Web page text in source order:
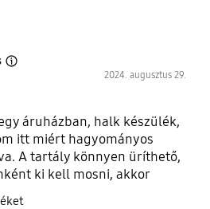
2024. augusztus 29.
áruházban, halk készülék,
itt miért hagyományos
A tartály könnyen üríthető,
ki kell mosni, akkor
hosszabb távon is.